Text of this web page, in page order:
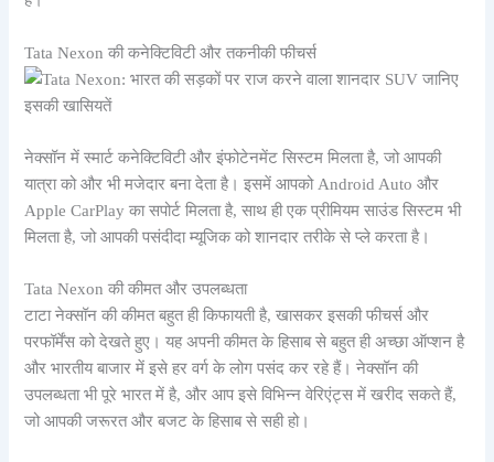
Tata Nexon की कनेक्टिविटी और तकनीकी फीचर्स
नेक्सॉन में स्मार्ट कनेक्टिविटी और इंफोटेनमेंट सिस्टम मिलता है, जो आपकी
यात्रा को और भी मजेदार बना देता है। इसमें आपको Android Auto और
Apple CarPlay का सपोर्ट मिलता है, साथ ही एक प्रीमियम साउंड सिस्टम भी
मिलता है, जो आपकी पसंदीदा म्यूजिक को शानदार तरीके से प्ले करता है।
Tata Nexon की कीमत और उपलब्धता
टाटा नेक्सॉन की कीमत बहुत ही किफायती है, खासकर इसकी फीचर्स और
परफॉर्मेंस को देखते हुए। यह अपनी कीमत के हिसाब से बहुत ही अच्छा ऑप्शन है
और भारतीय बाजार में इसे हर वर्ग के लोग पसंद कर रहे हैं। नेक्सॉन की
उपलब्धता भी पूरे भारत में है, और आप इसे विभिन्न वेरिएंट्स में खरीद सकते हैं,
जो आपकी जरूरत और बजट के हिसाब से सही हो।